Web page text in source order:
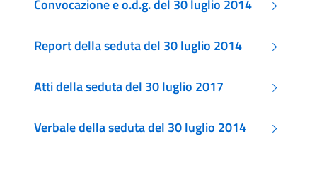
Convocazione e o.d.g. del 30 luglio 2014
Report della seduta del 30 luglio 2014
Atti della seduta del 30 luglio 2017
Verbale della seduta del 30 luglio 2014